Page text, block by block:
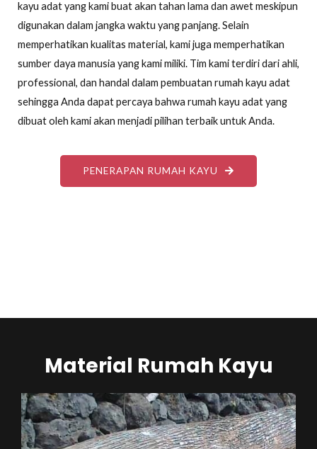
kayu adat yang kami buat akan tahan lama dan awet meskipun
digunakan dalam jangka waktu yang panjang. Selain
memperhatikan kualitas material, kami juga memperhatikan
sumber daya manusia yang kami miliki. Tim kami terdiri dari ahli,
professional, dan handal dalam pembuatan rumah kayu adat
sehingga Anda dapat percaya bahwa rumah kayu adat yang
dibuat oleh kami akan menjadi pilihan terbaik untuk Anda.
PENERAPAN RUMAH KAYU
Material Rumah Kayu